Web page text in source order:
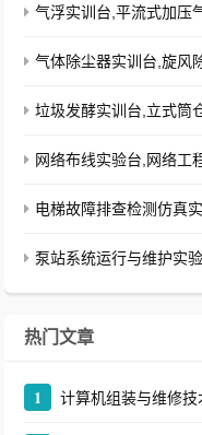
气浮实训台,平流式加压
气体除尘器实训台,旋风
垃圾发酵实训台,立式筒
网络布线实验台,网络工
电梯故障排查检测仿真
泵站系统运行与维护实
热门文章
1 计算机组装与维修技